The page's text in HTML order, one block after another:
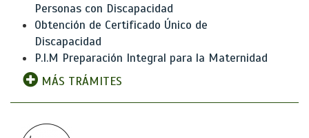
Personas con Discapacidad
Obtención de Certificado Único de
Discapacidad
P.I.M Preparación Integral para la Maternidad
MÁS TRÁMITES